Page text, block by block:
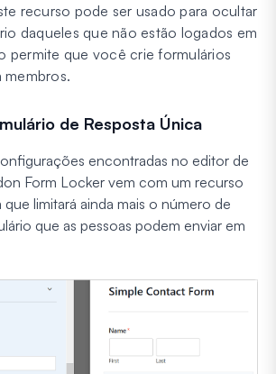
recurso pode ser usado para ocultar
daqueles que não estão logados em
permite que você crie formulários
membros.
de Resposta Única
encontradas no editor de
Form Locker vem com um recurso
limitará ainda mais o número de
que as pessoas podem enviar em